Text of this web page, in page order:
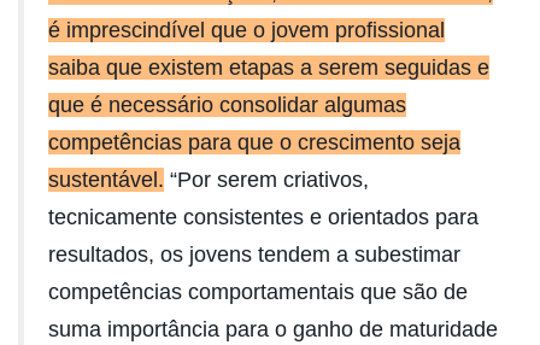
é imprescindível que o jovem profissional
saiba que existem etapas a serem seguidas e
que é necessário consolidar algumas
competências para que o crescimento seja
sustentável. “Por serem criativos,
tecnicamente consistentes e orientados para
resultados, os jovens tendem a subestimar
competências comportamentais que são de
suma importância para o ganho de maturidade